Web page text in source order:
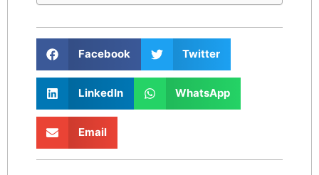
Facebook Twitter
LinkedIn WhatsApp
Email